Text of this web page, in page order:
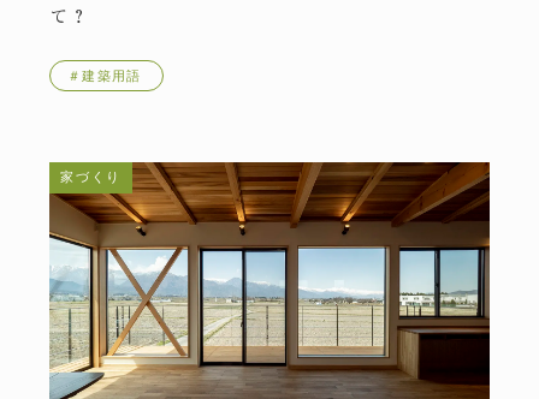
て？
＃建築用語
家づくり